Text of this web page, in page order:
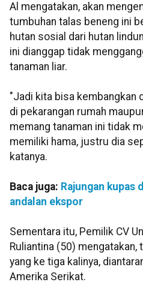
Al mengatakan, akan
tumbuhan talas beneng ini
hutan sosial dari hutan
ini dianggap tidak
tanaman liar.
"Jadi kita bisa kembangkan
di pekarangan rumah
memang tanaman ini tidak
memiliki hama, justru dia
katanya.
Baca juga: Rajungan kupas
andalan ekspor
Sementara itu, Pemilik CV
Ruliantina (50)
yang ke tiga kalinya,
Amerika Serikat.